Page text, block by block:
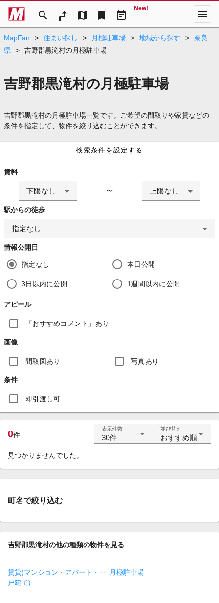
search map bookmark event_note
New! menu
MapFan > 住まい探し > 月極駐車場 > 地域から探す >
奈良
県
> 吉野郡黒滝村の月極駐車場
吉野郡黒滝村の月極駐車場
吉野郡黒滝村の月極駐車場一覧です。ご希望の間取りや家賃などの
条件を指定して、物件を絞り込むことができます。
検索条件を設定する
賃料
下限なし 〜 上限なし
駅からの徒歩
指定なし
情報公開日
指定なし 本日公開
3日以内に公開 1週間以内に公開
アピール
「おすすめコメント」あり
画像
間取図あり 写真あり
条件
即引渡し可
0件
表示件数
30件
並び替え
おすすめ順
見つかりませんでした。
町名で絞り込む
吉野郡黒滝村の他の種類の物件を見る
賃貸(マンション・アパート・一
戸建て)
月極駐車場